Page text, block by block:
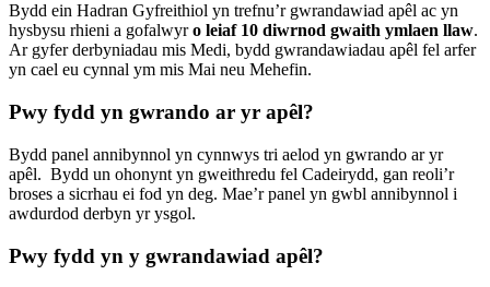
Bydd ein Hadran Gyfreithiol yn trefnu’r gwrandawiad apêl ac yn
hysbysu rhieni a gofalwyro leiaf 10 diwrnod gwaith ymlaen llaw.
Ar gyfer derbyniadau mis Medi, bydd gwrandawiadau apêl fel arfer
yn cael eu cynnal ym mis Mai neu Mehefin.
Pwy fydd yn gwrando ar yr apêl?
Bydd panel annibynnol yn cynnwys tri aelod yn gwrando ar yr
apêl. Bydd un ohonynt yn gweithredu fel Cadeirydd, gan reoli’r
broses a sicrhau ei fod yn deg. Mae’r panel yn gwbl annibynnol i
awdurdod derbyn yr ysgol.
Pwy fydd yn y gwrandawiad apêl?